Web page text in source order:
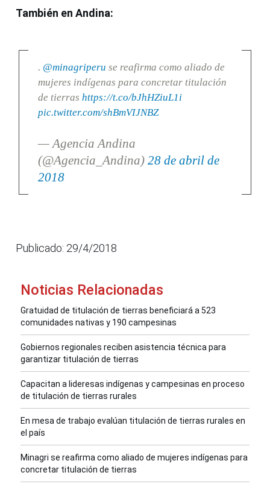
También en Andina:
. @minagriperu se reafirma como aliado de
mujeres indígenas para concretar titulación
de tierras https://t.co/bJhHZiuL1i
pic.twitter.com/shBmVIJNBZ
— Agencia Andina
(@Agencia_Andina) 28 de abril de
2018
Publicado: 29/4/2018
Noticias Relacionadas
Gratuidad de titulación de tierras beneficiará a 523
comunidades nativas y 190 campesinas
Gobiernos regionales reciben asistencia técnica para
garantizar titulación de tierras
Capacitan a lideresas indígenas y campesinas en proceso
de titulación de tierras rurales
En mesa de trabajo evalúan titulación de tierras rurales en
el país
Minagri se reafirma como aliado de mujeres indígenas para
concretar titulación de tierras